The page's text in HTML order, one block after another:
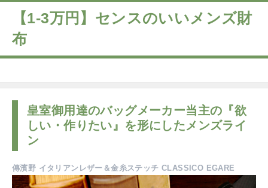
【1-3万円】センスのいいメンズ財
布
皇室御用達のバッグメーカー当主の『欲
しい・作りたい』を形にしたメンズライ
ン
傳濱野 イタリアンレザー＆金糸ステッチ CLASSICO EGARE